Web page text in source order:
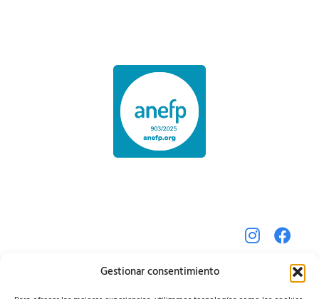
Gestionar consentimiento